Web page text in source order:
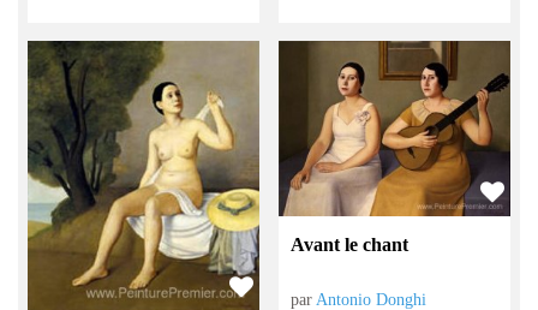
Avant le chant
par Antonio Donghi